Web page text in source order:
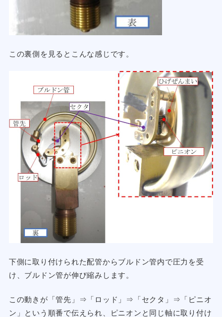
この裏側を見るとこんな感じです。
下側に取り付けられた配管からブルドン管内で圧力を受
け、ブルドン管が伸び縮みします。
この動きが「管先」⇒「ロッド」⇒「セクタ」⇒「ピニオ
ン」という順番で伝えられ、ピニオンと同じ軸に取り付け